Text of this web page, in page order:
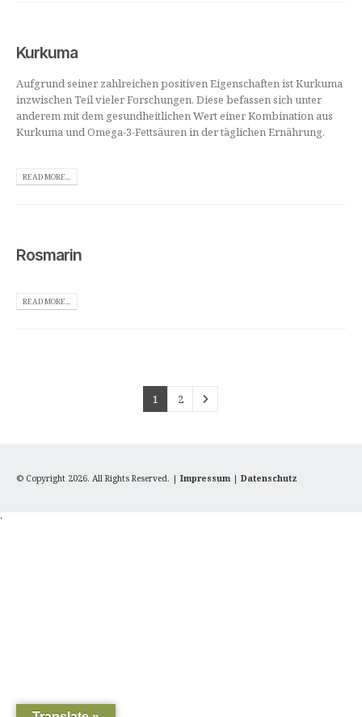
Kurkuma
Aufgrund seiner zahlreichen positiven Eigenschaften ist Kurkuma
inzwischen Teil vieler Forschungen. Diese befassen sich unter
anderem mit dem gesundheitlichen Wert einer Kombination aus
Kurkuma und Omega-3-Fettsäuren in der täglichen Ernährung.
READ MORE...
Rosmarin
READ MORE...
1 2
© Copyright 2026. All Rights Reserved. | Impressum | Datenschutz
'